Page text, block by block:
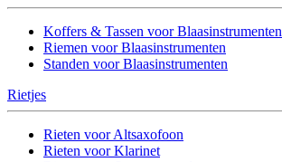
Koffers & Tassen voor Blaasinstrumenten
Riemen voor Blaasinstrumenten
Standen voor Blaasinstrumenten
Rietjes
Rieten voor Altsaxofoon
Rieten voor Klarinet